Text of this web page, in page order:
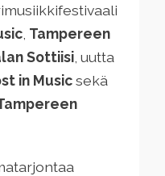
Tampereen
Sottiisi , uutta
in Musicsekä